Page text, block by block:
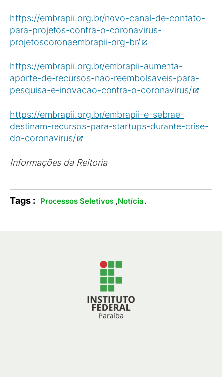
https://embrapii.org.br/novo-canal-de-contato-
para-projetos-contra-o-coronavirus-
projetoscoronaembrapii-org-br/
https://embrapii.org.br/embrapii-aumenta-
aporte-de-recursos-nao-reembolsaveis-para-
pesquisa-e-inovacao-contra-o-coronavirus/
https://embrapii.org.br/embrapii-e-sebrae-
destinam-recursos-para-startups-durante-crise-
do-coronavirus/
Informações da Reitoria
Tags : Processos Seletivos ,Notícia.